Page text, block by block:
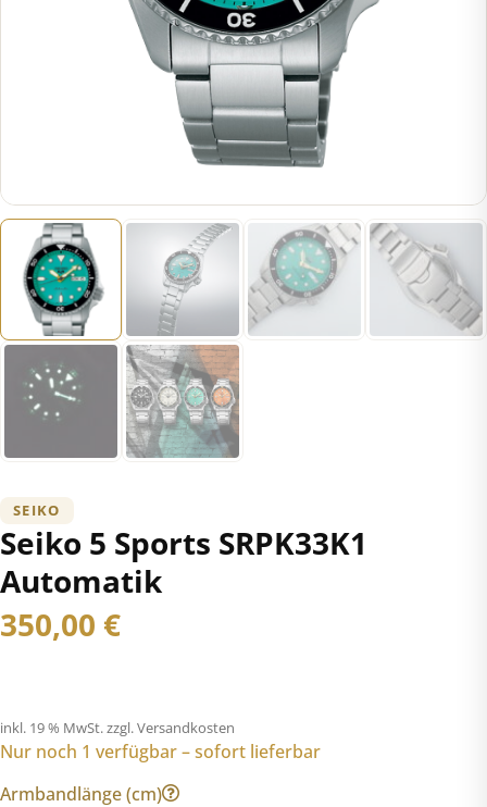
SEIKO
Seiko 5 Sports SRPK33K1
Automatik
350,00 €
inkl. 19 % MwSt.zzgl. Versandkosten
Nur noch 1 verfügbar – sofort lieferbar
Armbandlänge (cm)